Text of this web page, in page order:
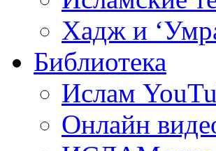
Хадж и
Библиотека
Ислам
Онлайн